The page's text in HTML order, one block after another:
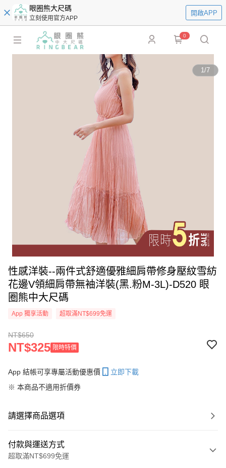
眼圈熊大尺碼
立刻使用官方APP
開啟APP
0
1/7
性感洋裝--兩件式舒適優雅細肩帶修身壓紋雪紡
花邊V領細肩帶無袖洋裝(黑.粉M-3L)-D520 眼
圈熊中大尺碼
App 獨享活動 超取滿NT$699免運
NT$650
NT$325 限時特價
App 結帳可享專屬活動優惠價
立即下載
※ 本商品不適用折價券
請選擇商品選項
付款與運送方式
超取滿NT$699免運